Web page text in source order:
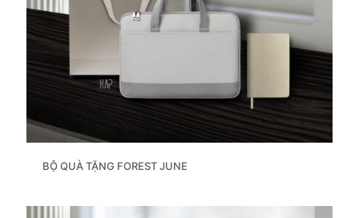
BỘ QUÀ TẶNG FOREST JUNE